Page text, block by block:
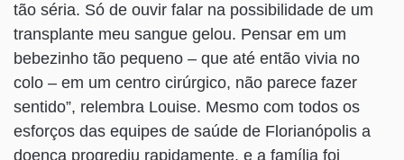
tão séria. Só de ouvir falar na possibilidade de um
transplante meu sangue gelou. Pensar em um
bebezinho tão pequeno – que até então vivia no
colo – em um centro cirúrgico, não parece fazer
sentido”, relembra Louise. Mesmo com todos os
esforços das equipes de saúde de Florianópolis a
doença progrediu rapidamente, e a família foi